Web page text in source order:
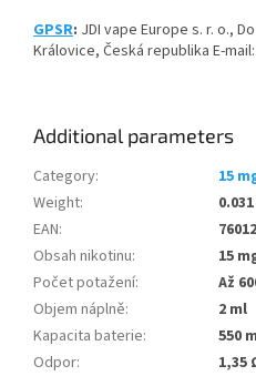
GPSR: JDI vape Europe s. r. o.,
Královice, Česká republika E-mail:
Additional parameters
Category:
15
Weight:
EAN:
Obsah nikotinu:
15
Počet potažení:
Až
Objem náplně:
2 ml
Kapacita baterie:
550
Odpor:
1,35